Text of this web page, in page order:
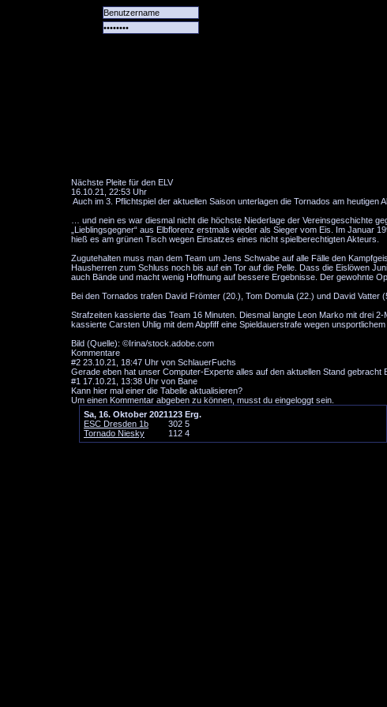
Nächste Pleite für den ELV
16.10.21, 22:53 Uhr
Auch im 3. Pflichtspiel der aktuellen Saison unterlagen die Tornados am heutigen
… und nein es war diesmal nicht die höchste Niederlage der Vereinsgeschichte
„Lieblingsgegner“ aus Elbflorenz erstmals wieder als Sieger vom Eis. Im Januar
hieß es am grünen Tisch wegen Einsatzes eines nicht spielberechtigten Akteurs.
Zugutehalten muss man dem Team um Jens Schwabe auf alle Fälle den
Hausherren zum Schluss noch bis auf ein Tor auf die Pelle. Dass die Eislöwen
auch Bände und macht wenig Hoffnung auf bessere Ergebnisse. Der gewohnte
Bei den Tornados trafen David Frömter (20.), Tom Domula (22.) und David Vatter
Strafzeiten kassierte das Team 16 Minuten. Diesmal langte Leon Marko mit drei
kassierte Carsten Uhlig mit dem Abpfiff eine Spieldauerstrafe wegen unsportlichem
Bild (Quelle): ©Irina/stock.adobe.com
Kommentare
#2 23.10.21, 18:47 Uhr von SchlauerFuchs
Gerade eben hat unser Computer-Experte alles auf den aktuellen Stand gebracht
#1 17.10.21, 13:38 Uhr von Bane
Kann hier mal einer die Tabelle aktualisieren?
Um einen Kommentar abgeben zu können, musst du eingeloggt sein.
Sa, 16. Oktober 2021123 Erg.
ESC Dresden 1b
302 5
Tornado Niesky
1 12 4